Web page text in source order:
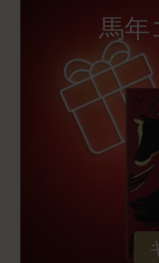
馬年